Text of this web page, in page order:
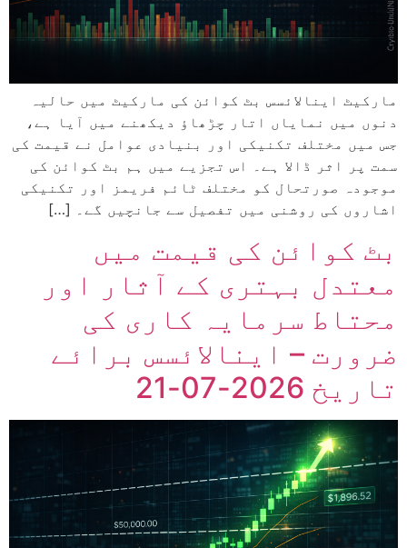
مارکیٹ اینالائسس بٹ کوائن کی مارکیٹ میں حالیہ
دنوں میں نمایاں اتار چڑھاؤ دیکھنے میں آیا ہے،
جس میں مختلف تکنیکی اور بنیادی عوامل نے قیمت کی
سمت پر اثر ڈالا ہے۔ اس تجزیے میں ہم بٹ کوائن کی
موجودہ صورتحال کو مختلف ٹائم فریمز اور تکنیکی
اشاروں کی روشنی میں تفصیل سے جانچیں گے۔ […]
بٹ کوائن کی قیمت میں
معتدل بہتری کے آثار اور
محتاط سرمایہ کاری کی
ضرورت – اینالائسس برائے
تاریخ 2026-07-21